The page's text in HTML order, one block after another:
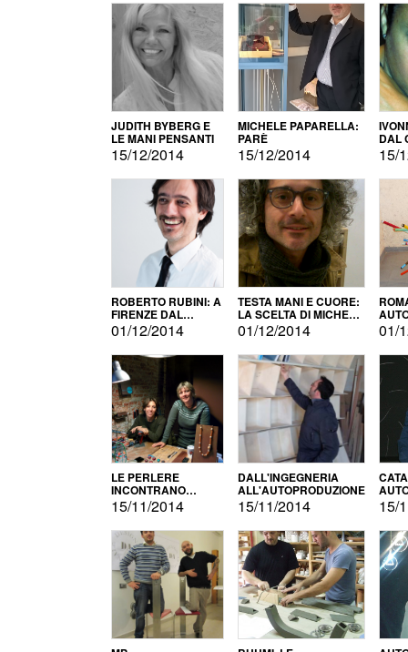
JUDITH BYBERG E
LE MANI PENSANTI
15/12/2014
MICHELE PAPARELLA:
PARÈ
15/12/2014
DAL
15/
ROBERTO RUBINI: A
FIRENZE DAL
PRODOTTO ALLA
PROMOZIONE
01/12/2014
TESTA MANI E CUORE:
LA SCELTA DI MICHELE
BARBERIO
01/12/2014 01/
LE PERLERE
INCONTRANO
L'AUTOPRODUZIONE
15/11/2014
DALL'INGEGNERIA
ALL'AUTOPRODUZIONE
15/11/2014 15/